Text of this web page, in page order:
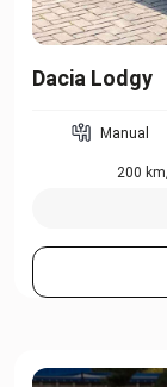
Dacia Lodgy
Manual
200